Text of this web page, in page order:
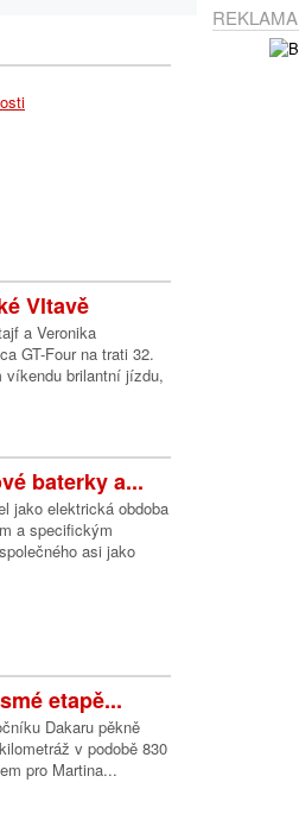
Vltavě
a Veronika
GT-Four na trati 32.
víkendu brilantní jízdu,
baterky a...
jako elektrická obdoba
a specifickým
asi jako
etapě...
Dakaru pěkně
v podobě 830
pro Martina...
REKLAMA